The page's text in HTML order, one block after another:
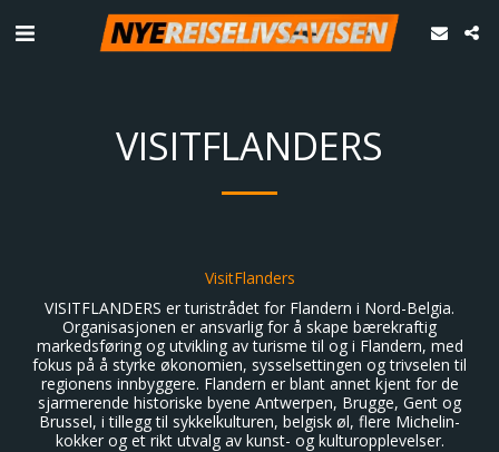
VISITFLANDERS
VisitFlanders
VISITFLANDERS er turistrådet for Flandern i Nord-Belgia.
Organisasjonen er ansvarlig for å skape bærekraftig
markedsføring og utvikling av turisme til og i Flandern, med
fokus på å styrke økonomien, sysselsettingen og trivselen til
regionens innbyggere. Flandern er blant annet kjent for de
sjarmerende historiske byene Antwerpen, Brugge, Gent og
Brussel, i tillegg til sykkelkulturen, belgisk øl, flere Michelin-
kokker og et rikt utvalg av kunst- og kulturopplevelser.